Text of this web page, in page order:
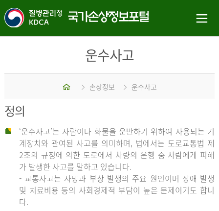
운수사고
홈 손상정보 운수사고
정의
‘운수사고’는 사람이나 화물을 운반하기 위하여 사용되는 기
계장치와 관여된 사고를 의미하며, 법에서는 도로교통법 제
2조의 규정에 의한 도로에서 차량의 운행 중 사람에게 피해
가 발생한 사고를 말하고 있습니다.
- 교통사고는 사망과 부상 발생의 주요 원인이며 장애 발생
및 치료비용 등의 사회경제적 부담이 높은 문제이기도 합니
다.